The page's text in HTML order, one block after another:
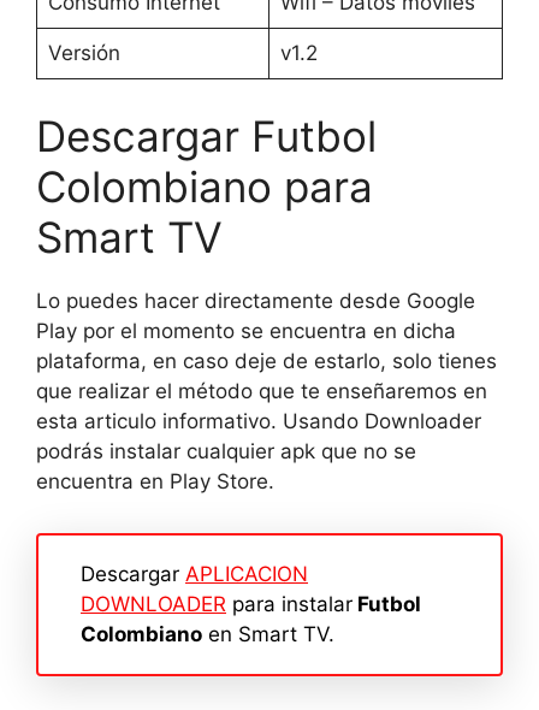
Versión v1.2
Descargar Futbol
Colombiano para
Smart TV
Lo puedes hacer directamente desde Google
Play por el momento se encuentra en dicha
plataforma, en caso deje de estarlo, solo tienes
que realizar el método que te enseñaremos en
esta articulo informativo. Usando Downloader
podrás instalar cualquier apk que no se
encuentra en Play Store.
Descargar APLICACION
DOWNLOADER para instalar Futbol
Colombiano en Smart TV.